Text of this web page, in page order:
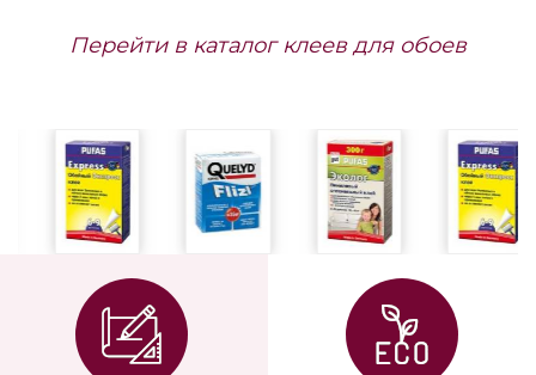
Перейти в каталог клеев для обоев